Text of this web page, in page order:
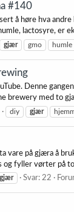
#140
å høre hva
lactosyre, er
gjær gmo humle
Denne
brewery med to
diy gjær
vare på gjæra å
og fyller vørter på
gjær Svar: 22